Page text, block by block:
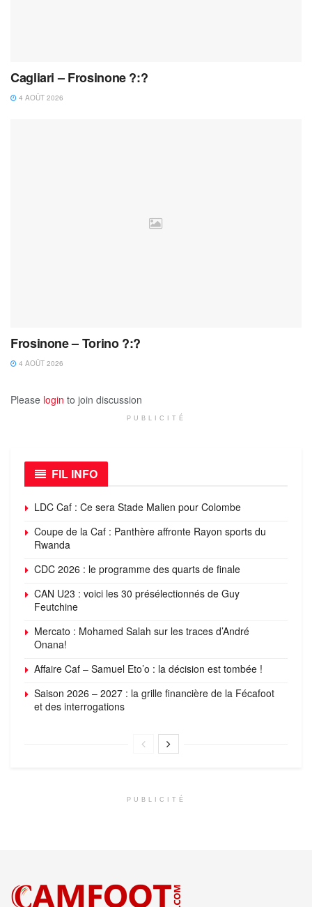
Cagliari – Frosinone ?:?
4 AOÛT 2026
Frosinone – Torino ?:?
4 AOÛT 2026
Please login to join discussion
PUBLICITÉ
FIL INFO
LDC Caf : Ce sera Stade Malien pour Colombe
Coupe de la Caf : Panthère affronte Rayon sports du
Rwanda
CDC 2026 : le programme des quarts de finale
CAN U23 : voici les 30 présélectionnés de Guy
Feutchine
Mercato : Mohamed Salah sur les traces d’André
Onana!
Affaire Caf – Samuel Eto’o : la décision est tombée !
Saison 2026 – 2027 : la grille financière de la Fécafoot
et des interrogations
PUBLICITÉ